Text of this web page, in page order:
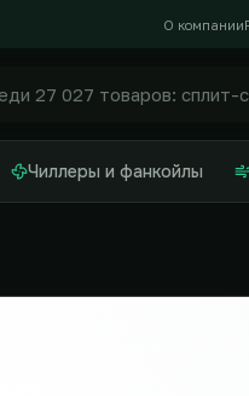
О компании
Чиллеры и фанкойлы